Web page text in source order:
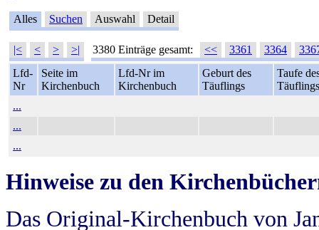
Alles Suchen Auswahl Detail
|< < > >| 3380 Einträge gesamt: << 3361 3364
Lfd-
Nr
Seite im
Kirchenbuch
Lfd-Nr im
Kirchenbuch
Geburt des
Täuflings
Taufe
Täuflings
...
...
...
Hinweise zu den
Das Original-Kirchenbuch von